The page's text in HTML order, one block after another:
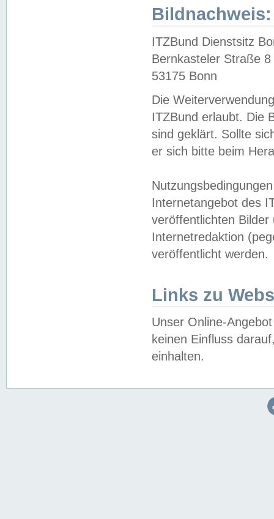
Bildnachweis:
ITZBund Dienstsitz
Bernkasteler Straße 8
53175 Bonn
Die
ITZBund erlaubt. Die
sind geklärt. Sollte
er sich bitte beim
Internetangebot des
veröffentlichten
Internetredaktion
veröffentlicht werden.
Links zu
Unser Online-
keinen Einfluss
einhalten.